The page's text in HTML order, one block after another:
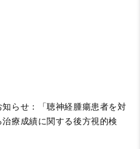
らせ：「聴神経腫瘍患者を対
療成績に関する後方視的検